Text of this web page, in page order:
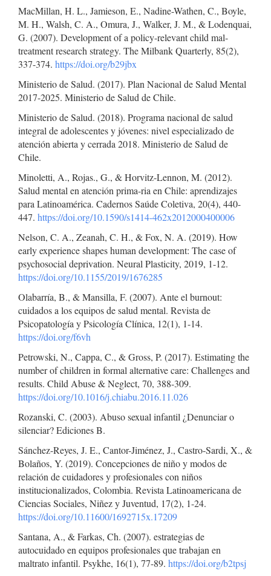
MacMillan, H. L., Jamieson, E., Nadine-Wathen, C., Boyle,
M. H., Walsh, C. A., Omura, J., Walker, J. M., & Lodenquai,
G. (2007). Development of a policy-relevant child mal-
treatment research strategy. The Milbank Quarterly, 85(2),
337-374. https://doi.org/b29jbx
Ministerio de Salud. (2017). Plan Nacional de Salud Mental
2017-2025. Ministerio de Salud de Chile.
Ministerio de Salud. (2018). Programa nacional de salud
integral de adolescentes y jóvenes: nivel especializado de
atención abierta y cerrada 2018. Ministerio de Salud de
Chile.
Minoletti, A., Rojas., G., & Horvitz-Lennon, M. (2012).
Salud mental en atención prima-ria en Chile: aprendizajes
para Latinoamérica. Cadernos Saúde Coletiva, 20(4), 440-
447. https://doi.org/10.1590/s1414-462x2012000400006
Nelson, C. A., Zeanah, C. H., & Fox, N. A. (2019). How
early experience shapes human development: The case of
psychosocial deprivation. Neural Plasticity, 2019, 1-12.
https://doi.org/10.1155/2019/1676285
Olabarría, B., & Mansilla, F. (2007). Ante el burnout:
cuidados a los equipos de salud mental. Revista de
Psicopatología y Psicología Clínica, 12(1), 1-14.
https://doi.org/f6vh
Petrowski, N., Cappa, C., & Gross, P. (2017). Estimating the
number of children in formal alternative care: Challenges and
results. Child Abuse & Neglect, 70, 388-309.
https://doi.org/10.1016/j.chiabu.2016.11.026
Rozanski, C. (2003). Abuso sexual infantil ¿Denunciar o
silenciar? Ediciones B.
Sánchez-Reyes, J. E., Cantor-Jiménez, J., Castro-Sardi, X., &
Bolaños, Y. (2019). Concepciones de niño y modos de
relación de cuidadores y profesionales con niños
institucionalizados, Colombia. Revista Latinoamericana de
Ciencias Sociales, Niñez y Juventud, 17(2), 1-24.
https://doi.org/10.11600/1692715x.17209
Santana, A., & Farkas, Ch. (2007). estrategias de
autocuidado en equipos profesionales que trabajan en
maltrato infantil. Psykhe, 16(1), 77-89. https://doi.org/b2tpsj